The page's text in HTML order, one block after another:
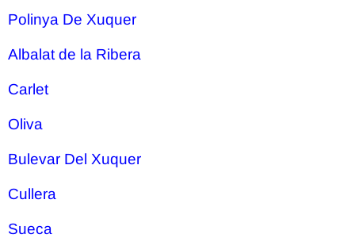
Polinya De Xuquer
Albalat de la Ribera
Carlet
Oliva
Bulevar Del Xuquer
Cullera
Sueca